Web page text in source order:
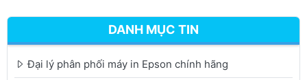
DANH MỤC TIN
Đại lý phân phối máy in Epson chính hãng